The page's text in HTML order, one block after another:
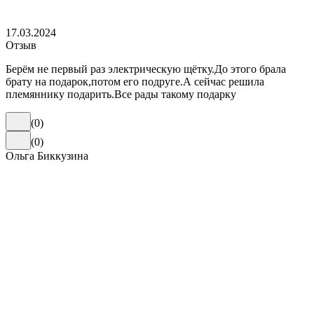
17.03.2024
Отзыв
Берём не первый раз электрическую щётку.До этого брала
брату на подарок,потом его подруге.А сейчас решила
племяннику подарить.Все рады такому подарку
(0)
(0)
Ольга Биккузина